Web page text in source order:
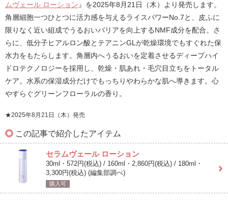
ムヴェール ローション 』を2025年8月21日（木）より発売します。
角層細胞一つひとつに活力感を与えるライスパワーNo.7と、皮ふに
限りなく近い組成でうるおいバリアを向上するNMF成分を配合。さ
らに、低分子ヒアルロン酸とテアニンGLが乾燥環境でもすぐれた保
水力をもたらします。角層内へうるおいを定着させるディープハイ
ドロテクノロジーを採用し、乾燥・肌あれ・毛穴目立ちをトータル
ケア。水系の保湿成分だけでもっちりやわらかな肌へ導きます。心
やすらぐグリーンフローラルの香り。
★2025年8月21日（木）発売
この記事で紹介したアイテム
セラムヴェール ローション
30ml・572円(税込) / 160ml・2,860円(税込) / 180ml・
3,300円(税込) (編集部調べ)
購入可